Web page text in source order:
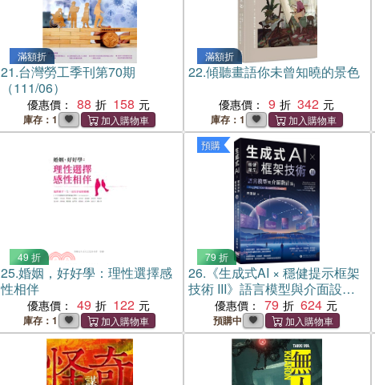
滿額折
21.台灣勞工季刊第70期
（111/06）
優惠價： 88 158
庫存：1
滿額折
22.傾聽畫語你未曾知曉的景色
優惠價： 9 342
庫存：1
49 折
25.婚姻，好好學：理性選擇感
性相伴
優惠價： 49 122
庫存：1
預購
79 折
26. 《生成式AI × 穩健提示框架
技術 III》語言模型與介面設計
篇 | Hugging Face × Streamlit ×
Gradio
優惠價： 79 624
預購中